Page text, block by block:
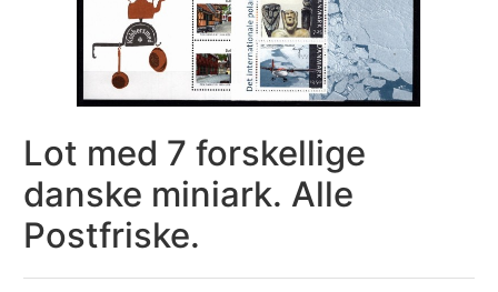
Lot med 7 forskellige
danske miniark. Alle
Postfriske.